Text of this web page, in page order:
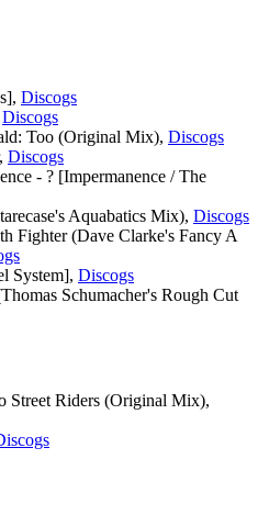
Discogs
Discogs
Too (Original Mix), Discogs
Discogs
- ? [Impermanence / The
Aquabatics Mix), Discogs
Fighter (Dave Clarke's Fancy A
System], Discogs
Schumacher's Rough Cut
Street Riders (Original Mix),